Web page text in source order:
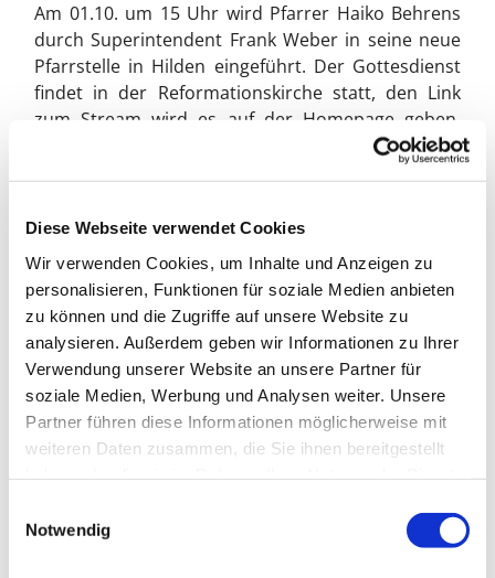
Diese Webseite verwendet Cookies
Wir verwenden Cookies, um Inhalte und Anzeigen zu
personalisieren, Funktionen für soziale Medien anbieten
zu können und die Zugriffe auf unsere Website zu
analysieren. Außerdem geben wir Informationen zu Ihrer
Verwendung unserer Website an unsere Partner für
soziale Medien, Werbung und Analysen weiter. Unsere
Partner führen diese Informationen möglicherweise mit
weiteren Daten zusammen, die Sie ihnen bereitgestellt
Notwendig
Am 01.10. um 15 Uhr wird Pfarrer Haiko Behrens
durch Superintendent Frank Weber in seine neue
Pfarrstelle in Hilden eingeführt. Der Gottesdienst
findet in der Reformationskirche statt, den Link
zum Stream wird es auf der Homepage geben.
(Schau einfach, ob das für das nächste Info noch
Special auf Instagram
Im November gibt es auf dem Instagram-Kanal der
ev. Kirchengemeinde Hilden @evangelischesHilden
einen Gedenkmonat. Pfarrerin Sara Schäfer
gestaltet für das Pastoralteam Bilder und
Gedenksätze zu den Verstorbenen des zu Ende
gehenden Kirchenjahres, von denen jeden Tag